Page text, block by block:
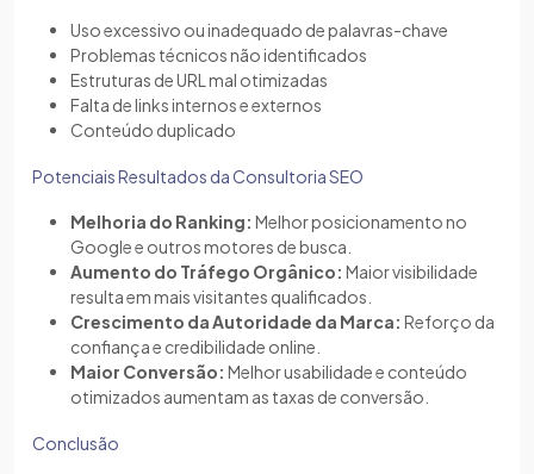
Uso excessivo ou inadequado de palavras-chave
Problemas técnicos não identificados
Estruturas de URL mal otimizadas
Falta de links internos e externos
Conteúdo duplicado
Potenciais Resultados da Consultoria SEO
Melhoria do Ranking: Melhor posicionamento no
Google e outros motores de busca.
Aumento do Tráfego Orgânico: Maior visibilidade
resulta em mais visitantes qualificados.
Crescimento da Autoridade da Marca: Reforço da
confiança e credibilidade online.
Maior Conversão: Melhor usabilidade e conteúdo
otimizados aumentam as taxas de conversão.
Conclusão